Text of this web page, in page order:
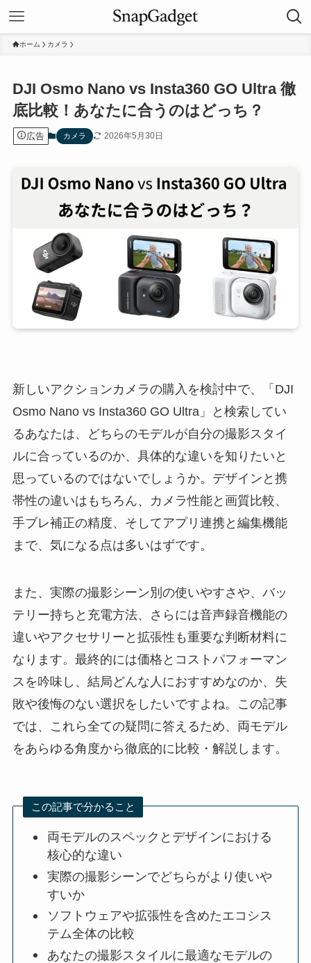
ホーム カメラ
DJI Osmo Nano vs Insta360 GO Ultra 徹
底比較！あなたに合うのはどっち？
広告 カメラ 2026年5月30日
新しいアクションカメラの購入を検討中で、「DJI
Osmo Nano vs Insta360 GO Ultra」と検索してい
るあなたは、どちらのモデルが自分の撮影スタイ
ルに合っているのか、具体的な違いを知りたいと
思っているのではないでしょうか。デザインと携
帯性の違いはもちろん、カメラ性能と画質比較、
手ブレ補正の精度、そしてアプリ連携と編集機能
まで、気になる点は多いはずです。
また、実際の撮影シーン別の使いやすさや、バッ
テリー持ちと充電方法、さらには音声録音機能の
違いやアクセサリーと拡張性も重要な判断材料に
なります。最終的には価格とコストパフォーマン
スを吟味し、結局どんな人におすすめなのか、失
敗や後悔のない選択をしたいですよね。この記事
では、これら全ての疑問に答えるため、両モデル
をあらゆる角度から徹底的に比較・解説します。
この記事で分かること
両モデルのスペックとデザインにおける
核心的な違い
実際の撮影シーンでどちらがより使いや
すいか
ソフトウェアや拡張性を含めたエコシス
テム全体の比較
あなたの撮影スタイルに最適なモデルの